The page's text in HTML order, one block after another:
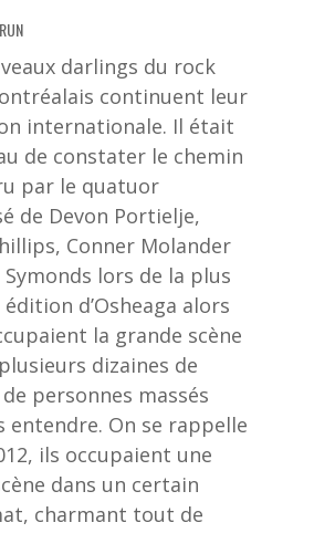
darlings du rock
continuent leur
internationale. Il était
de constater le chemin
par le quatuor
de Devon Portielje,
Conner Molander
Symonds lors de la plus
d’Osheaga alors
la grande scène
dizaines de
personnes massés
entendre. On se rappelle
ils occupaient une
dans un certain
charmant tout de